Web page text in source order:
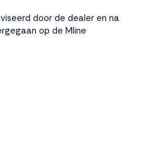
door de dealer en na
op de Mline